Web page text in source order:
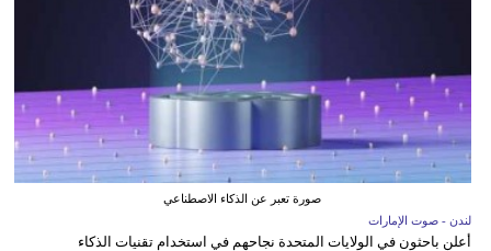
صورة تعبر عن الذكاء الاصطناعي
لندن - صوت الإمارات
أعلن باحثون في الولايات المتحدة نجاحهم في استخدام تقنيات الذكاء